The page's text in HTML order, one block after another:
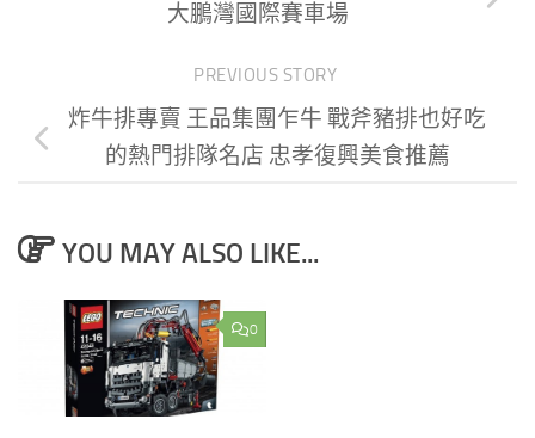
大鵬灣國際賽車場
PREVIOUS STORY
炸牛排專賣 王品集團乍牛 戰斧豬排也好吃
的熱門排隊名店 忠孝復興美食推薦
YOU MAY ALSO LIKE...
0